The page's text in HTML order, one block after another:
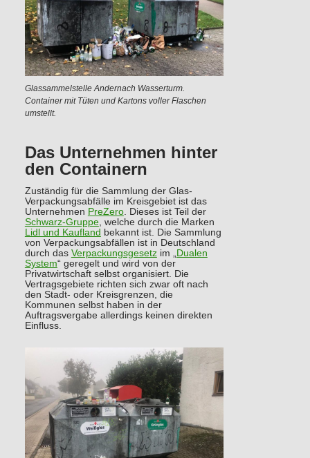
Glassammelstelle Andernach Wasserturm.
Container mit Tüten und Kartons voller Flaschen
umstellt.
Das Unternehmen hinter
den Containern
Zuständig für die Sammlung der Glas-
Verpackungsabfälle im Kreisgebiet ist das
Unternehmen PreZero. Dieses ist Teil der
Schwarz-Gruppe, welche durch die Marken
Lidl und Kaufland bekannt ist. Die Sammlung
von Verpackungsabfällen ist in Deutschland
durch das Verpackungsgesetzim „Dualen
System“ geregelt und wird von der
Privatwirtschaft selbst organisiert. Die
Vertragsgebiete richten sich zwar oft nach
den Stadt- oder Kreisgrenzen, die
Kommunen selbst haben in der
Auftragsvergabe allerdings keinen direkten
Einfluss.